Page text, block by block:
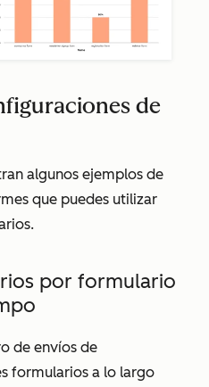
de
algunos ejemplos de
que puedes utilizar
por formulario
de envíos de
formularios a lo largo